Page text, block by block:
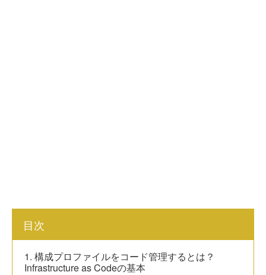
目次
1. 構成プロファイルをコード管理するとは？
Infrastructure as Codeの基本